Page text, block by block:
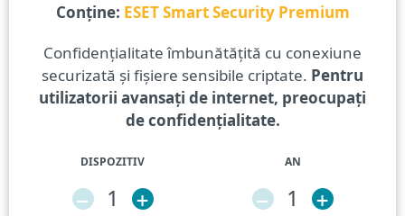
Conține: ESET Smart Security Premium
Confidențialitate îmbunătățită cu conexiune
securizată și fișiere sensibile criptate. Pentru
utilizatorii avansați de internet, preocupați
de confidențialitate.
DISPOZITIV
– 1 +
AN
– 1 +